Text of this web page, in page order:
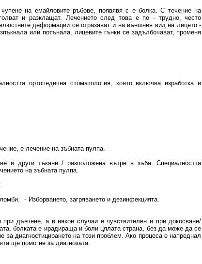
на емайловите ръбове, появявя с е болка. С течение на
и разклащат. Лечението след това е по - трудно, често
деформации се отразяват и на външния вид на лицето -
или потънала, лицевите гънки се задълбочават, променя
ортопедична стоматология, която включва изработка и
е лечение на зъбната пулпа.
и други тъкани / разположена вътре в зъба. Специалността
на зъбната пулпа.
Изборването, загряването и дезинфекцията.
дъвчене, а в някои случаи е чувствителен и при докосване/
болката е ирадираща и боли цялата страна, без да може да се
диагностицирането на този проблем. Ако процеса е напреднал
ще помогне за диагнозата.